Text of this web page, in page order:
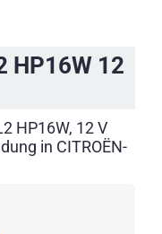
HP16W 12
HP16W, 12 V
in CITROËN-